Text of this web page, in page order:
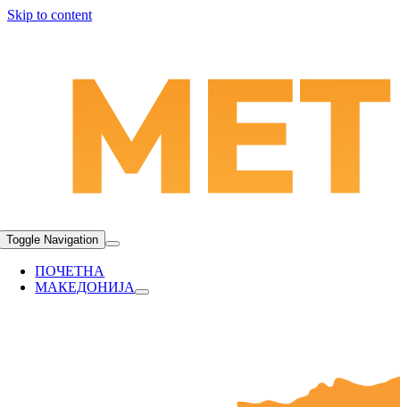
Skip to content
Toggle Navigation
ПОЧЕТНА
МАКЕДОНИЈА